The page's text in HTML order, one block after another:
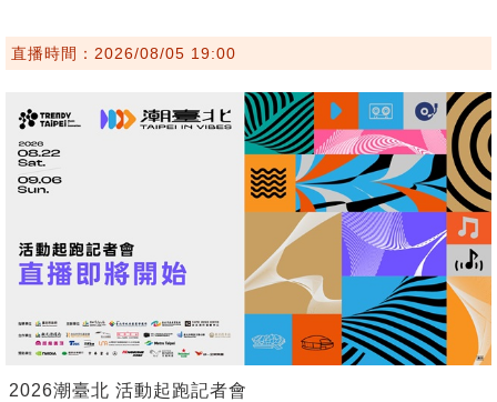
直播時間：2026/08/05 19:00
2026潮臺北 活動起跑記者會